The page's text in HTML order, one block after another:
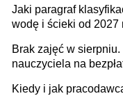
Jaki paragraf
wodę i ścieki od 2027
Brak zajęć w sierpniu.
nauczyciela na
Kiedy i jak